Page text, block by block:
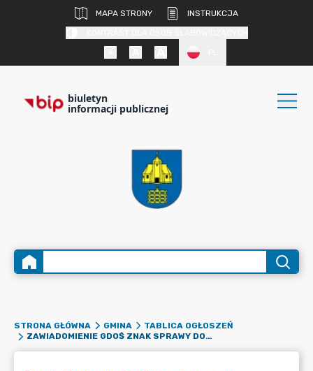
MAPA STRONY
INSTRUKCJA
biuletyn
informacji publicznej
STRONA GŁÓWNA GMINA
TABLICA OGŁOSZEŃ
ZAWIADOMIENIE GDOŚ ZNAK SPRAWY DOOŚ.WDŚII.420.34.2024.MB.5 Z DNIA 6 MAJA 2025R. W SPRAWIE WYZNACZENIA NOWEGO TERMINU ZAŁATWIENIA SPRAWY W POSTĘPOWANIU ODWOŁAWCZYM DLA PRZEDSIĘWZIĘCIA PN. ,,PRACE NA LINII KOLEJOWEJ C-E 65 NA ODC. CHORZÓW BATORY-TARNOWSKIE GÓRY-KARSZNICE-INOWROCŁWA -BYDGOSZCZ-MAKSYMILIANOWO"